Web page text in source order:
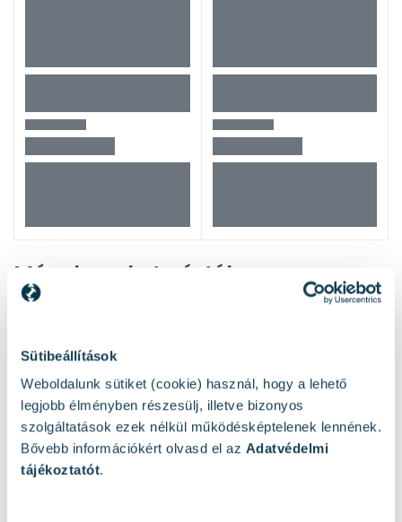
Sütibeállítások
Weboldalunk sütiket (cookie) használ, hogy a lehető
legjobb élményben részesülj, illetve bizonyos
szolgáltatások ezek nélkül működésképtelenek lennének.
Bővebb információkért olvasd el az Adatvédelmi
tájékoztatót.
szerszámgépekhez 4A
Mások ezeket nézték